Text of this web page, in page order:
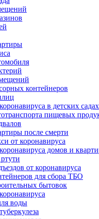
контейнеров
в детских садах
пищевых
после смерти
от коронавируса
домов и
от коронавируса
для сбора ТБО
бытовок
воды